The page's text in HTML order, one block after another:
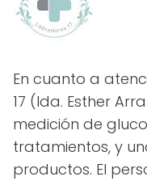
En cuanto a
17 (lda. Esther
medición de
tratamientos, y
productos. El